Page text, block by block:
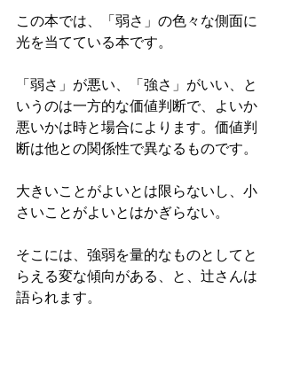
この本では、「弱さ」の色々な側面に
光を当てている本です。
「弱さ」が悪い、「強さ」がいい、と
いうのは一方的な価値判断で、よいか
悪いかは時と場合によります。価値判
断は他との関係性で異なるものです。
大きいことがよいとは限らないし、小
さいことがよいとはかぎらない。
そこには、強弱を量的なものとしてと
らえる変な傾向がある、と、辻さんは
語られます。